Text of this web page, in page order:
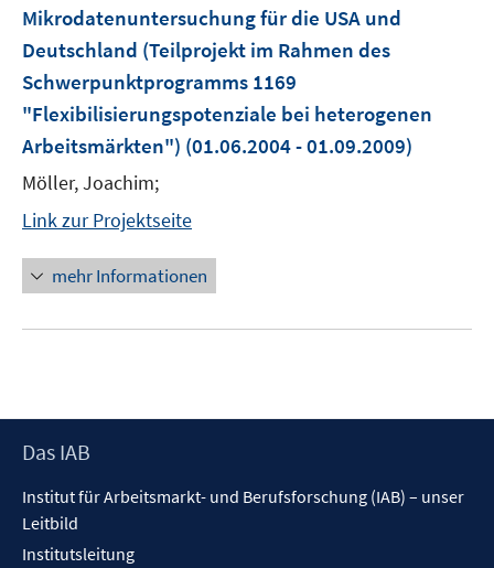
Mikrodatenuntersuchung für die USA und
Deutschland (Teilprojekt im Rahmen des
Schwerpunktprogramms 1169
"Flexibilisierungspotenziale bei heterogenen
Arbeitsmärkten") (01.06.2004 - 01.09.2009)
Möller, Joachim;
Link zur Projektseite
mehr Informationen
Footer
Das IAB
Institut für Arbeitsmarkt- und Berufsforschung (IAB) – unser
Leitbild
Institutsleitung